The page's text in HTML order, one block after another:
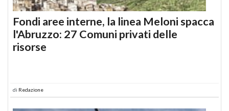
Fondi aree interne, la linea Meloni spacca
l'Abruzzo: 27 Comuni privati delle
risorse
di Redazione